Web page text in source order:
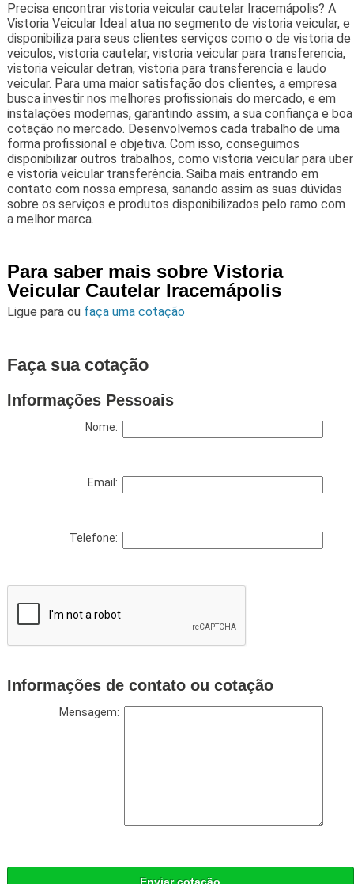
Precisa encontrar vistoria veicular cautelar Iracemápolis? A
Vistoria Veicular Ideal atua no segmento de vistoria veicular, e
disponibiliza para seus clientes serviços como o de vistoria de
veiculos, vistoria cautelar, vistoria veicular para transferencia,
vistoria veicular detran, vistoria para transferencia e laudo
veicular. Para uma maior satisfação dos clientes, a empresa
busca investir nos melhores profissionais do mercado, e em
instalações modernas, garantindo assim, a sua confiança e boa
cotação no mercado. Desenvolvemos cada trabalho de uma
forma profissional e objetiva. Com isso, conseguimos
disponibilizar outros trabalhos, como vistoria veicular para uber
e vistoria veicular transferência. Saiba mais entrando em
contato com nossa empresa, sanando assim as suas dúvidas
sobre os serviços e produtos disponibilizados pelo ramo com
a melhor marca.
Para saber mais sobre Vistoria
Veicular Cautelar Iracemápolis
Ligue para ou faça uma cotação
Faça sua cotação
Informações Pessoais
Nome:
Email:
Telefone:
Informações de contato ou cotação
Mensagem: